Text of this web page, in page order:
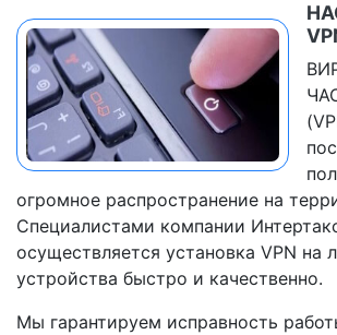
огромное распространение на
Специалистами компании
осуществляется установка VPN на
устройства быстро и качественно.
Мы гарантируем исправность